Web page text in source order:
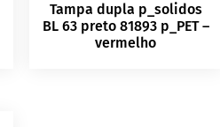
Tampa dupla p_solidos
BL 63 preto 81893 p_PET –
vermelho